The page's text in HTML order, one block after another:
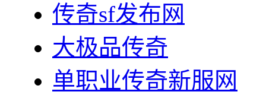
传奇sf发布网
大极品传奇
单职业传奇新服网